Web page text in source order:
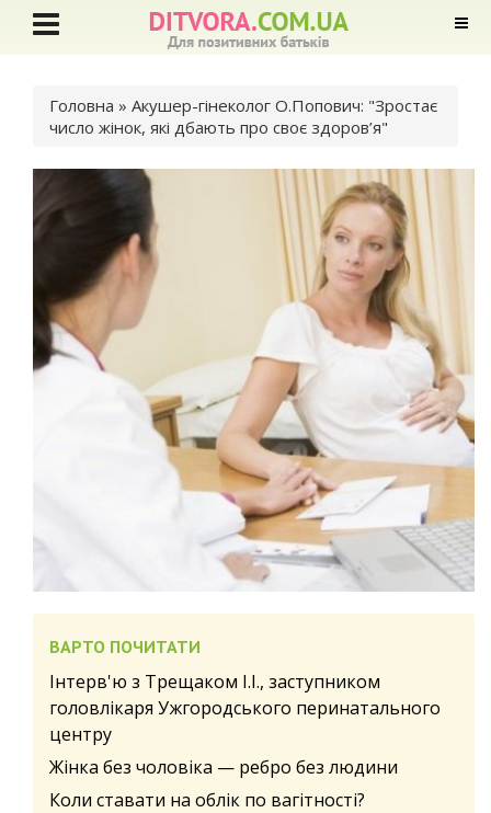
Ви є тут
Головна » Акушер-гінеколог О.Попович: "Зростає
число жінок, які дбають про своє здоров’я"
ВАРТО ПОЧИТАТИ
Інтерв'ю з Трещаком І.І., заступником
головлікаря Ужгородського перинатального
центру
Жінка без чоловіка — ребро без людини
Коли ставати на облік по вагітності?